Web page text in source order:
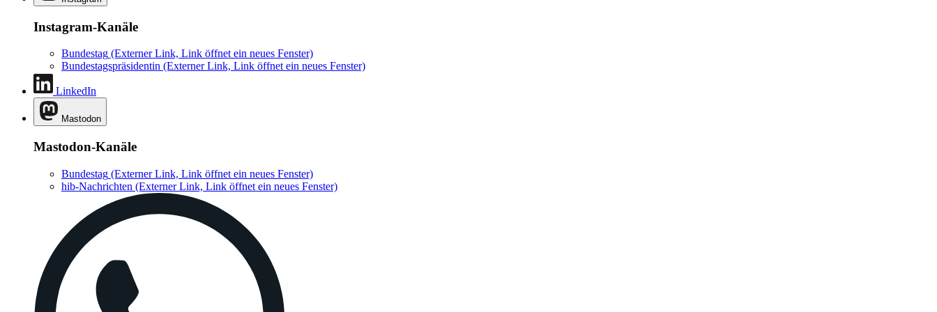
Instagram-Kanäle
Bundestag (Externer Link, Link öffnet ein neues Fenster)
Bundestagspräsidentin (Externer Link, Link öffnet ein neues Fenster)
LinkedIn
Mastodon
Mastodon-Kanäle
Bundestag (Externer Link, Link öffnet ein neues Fenster)
hib-Nachrichten (Externer Link, Link öffnet ein neues Fenster)